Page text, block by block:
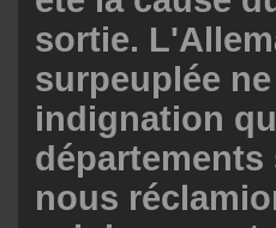
sortie.
surpeuplée
indignation
nous